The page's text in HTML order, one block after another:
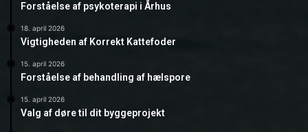
Forståelse af psykoterapi i Århus
18. april 2026
Vigtigheden af Korrekt Kattefoder
15. april 2026
Forståelse af behandling af hælspore
15. april 2026
Valg af døre til dit byggeprojekt